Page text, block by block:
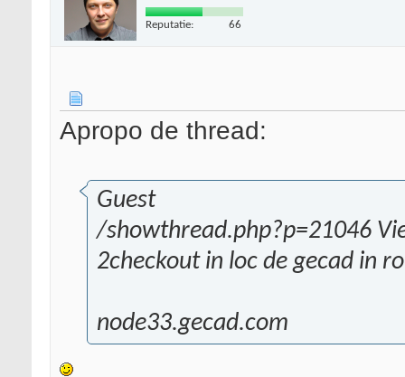
Reputatie: 66
Apropo de thread:
Guest
/showthread.php?p=21046
2checkout in loc de gecad in
node33.gecad.com